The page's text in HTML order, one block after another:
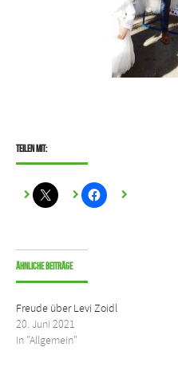
Teilen mit:
Ähnliche Beiträge
Freude über Levi Zoidl
20. Juni 2021
In "Allgemein"